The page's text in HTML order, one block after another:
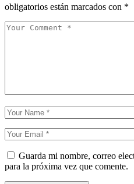
obligatorios están marcados con *
Guarda mi nombre, correo
para la próxima vez que comente.